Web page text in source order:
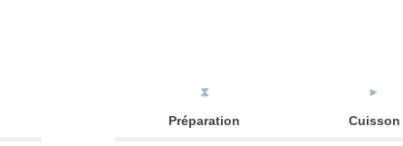
⧗
Préparation
►
Cuisson